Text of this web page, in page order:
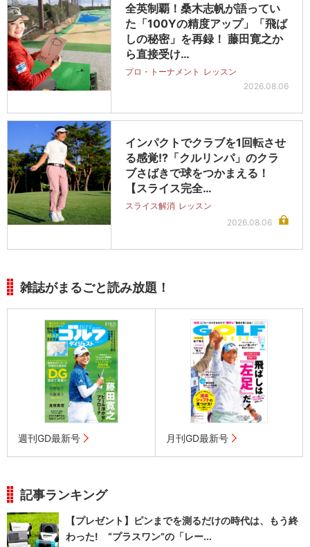
全英制覇！桑木志帆が語ってい
た「100Yの精度アップ」「飛ば
しの秘密」を再録！ 藤田寛之か
ら直接受け…
プロ・トーナメント レッスン
2026.08.06
インパクトでクラブを1回転させ
る感覚!?「クルリンパ」のクラ
ブさばきで球をつかまえる！
【スライス完全…
スライス解消 レッスン
2026.08.06
雑誌がまるごと読み放題！
週刊GD最新号 月刊GD最新号
記事ランキング
【プレゼント】ピンまでを測るだけの時代は、もう終
わった! “プラスワン”の「レー...